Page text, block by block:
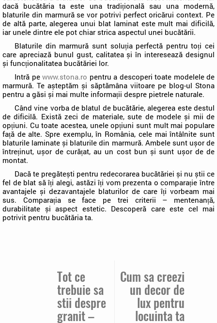
dacă bucătăria ta este una tradițională sau una modernă,
blaturile din marmură se vor potrivi perfect oricărui context. Pe
de altă parte, alegerea unui blat laminat este mult mai dificilă,
iar unele dintre ele pot chiar strica aspectul unei bucătării.
Blaturile din marmură sunt soluția perfectă pentru toți cei
care apreciază bunul gust, calitatea și în interesează designul
și funcționalitatea bucătăriei lor.
Intră pe www.stona.ro pentru a descoperi toate modelele de
marmură. Te așteptăm și săptămâna viitoare pe blog-ul Stona
pentru a găsi și mai multe informații despre pietrele naturale.
Când vine vorba de blatul de bucătărie, alegerea este destul
de dificilă. Există zeci de materiale, sute de modele și mii de
opțiuni. Cu toate acestea, unele opțiuni sunt mult mai populare
față de alte. Spre exemplu, în România, cele mai întâlnite sunt
blaturile laminate și blaturile din marmură. Ambele sunt ușor de
întreținut, ușor de curățat, au un cost bun și sunt ușor de de
montat.
Dacă te pregătești pentru redecorarea bucătăriei și nu știi ce
fel de blat să îți alegi, astăzi îți vom prezenta o comparație între
avantajele și dezavantajele blaturilor de care îți vorbeam mai
sus. Comparația se face pe trei criterii – mentenanță,
durabilitate și aspect estetic. Descoperă care este cel mai
potrivit pentru bucătăria ta.
Tot ce
trebuie sa
stii despre
granit –
Cum sa creezi
un decor de
lux pentru
locuinta ta